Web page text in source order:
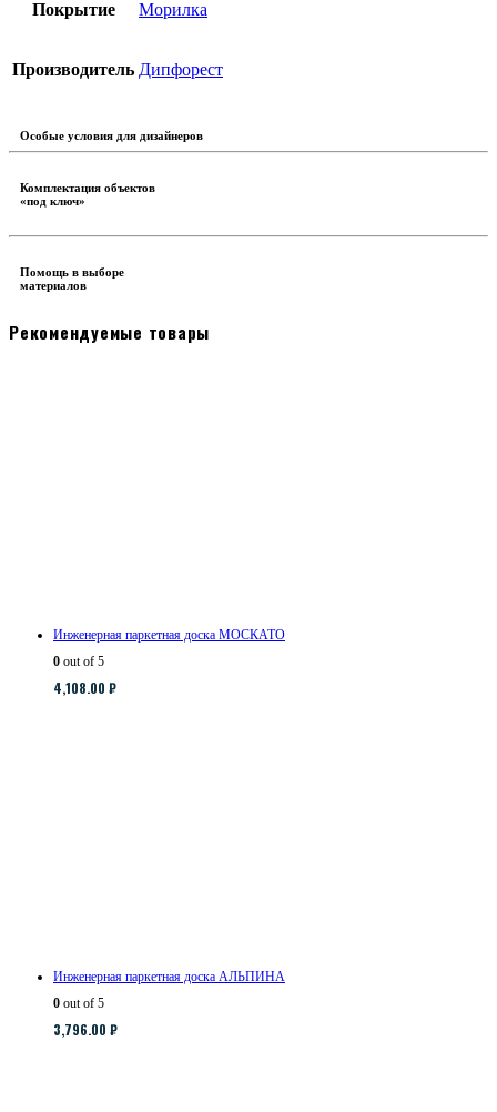
Покрытие Морилка
Производитель Дипфорест
Особые условия для дизайнеров
Комплектация объектов
«под ключ»
Помощь в выборе
материалов
Рекомендуемые товары
Инженерная паркетная доска МОСКАТО
0 out of 5
4,108.00 ₽
Инженерная паркетная доска АЛЬПИНА
0 out of 5
3,796.00 ₽